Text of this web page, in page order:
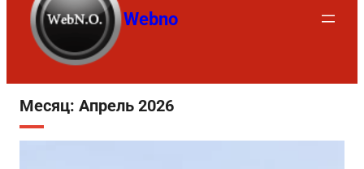
Webno
Месяц: Апрель 2026